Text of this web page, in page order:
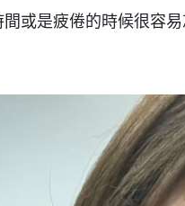
或是疲倦的時候很容